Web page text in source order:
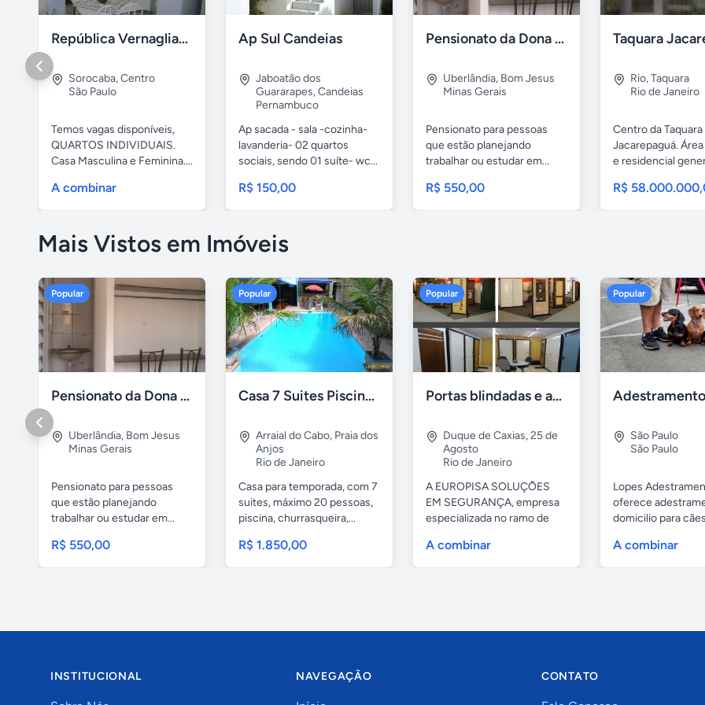
República Vernaglia-Estudantes e ou Trabalhadores
Sorocaba,Centro
São Paulo
Temos vagas disponíveis,
QUARTOS INDIVIDUAIS.
Casa Masculina e Feminina....
A combinar
Ap Sul Candeias
Jaboatão dos
Guararapes,Candeias
Pernambuco
Ap sacada - sala -cozinha-
lavanderia- 02 quartos
sociais, sendo 01 suíte- wc...
R$ 150,00
Pensionato da Dona Maria - Uberlândia/MG
Uberlândia, Bom Jesus
Minas Gerais
Pensionato para pessoas
que estão planejando
trabalhar ou estudar em...
R$ 550,00
Rio,Taquara
Rio de Janeiro
Centro da Taquara
Jacarepaguá.
e residencial
R$
Mais Vistos em Imóveis
Popular
Pensionato da Dona Maria - Uberlândia/MG
Uberlândia, Bom Jesus
Minas Gerais
Pensionato para pessoas
que estão planejando
trabalhar ou estudar em...
R$ 550,00
Popular
Casa 7 Suites Piscina - Praia dos Anjos
Arraial do Cabo, Praia dos
Anjos
Rio de Janeiro
Casa para temporada, com 7
suites, máximo 20 pessoas,
piscina, churrasqueira,...
R$ 1.850,00
Popular
Portas blindadas e anti-arrombamento Europisa
Duque de Caxias,25 de
Agosto
Rio de Janeiro
A EUROPISA SOLUÇÕES
EM SEGURANÇA, empresa
especializada no ramo de
A combinar
Popular
São Paulo
São Paulo
Lopes
oferece
domicilio para
A combinar
INSTITUCIONAL NAVEGAÇÃO CONTATO